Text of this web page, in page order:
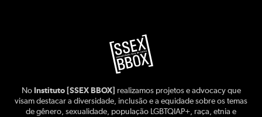
No Instituto [SSEX BBOX]
realizamos projetos e advocacy que
visam destacar a diversidade, inclusão e a equidade sobre os temas
de gênero, sexualidade, população LGBTQIAP+, raça, etnia e